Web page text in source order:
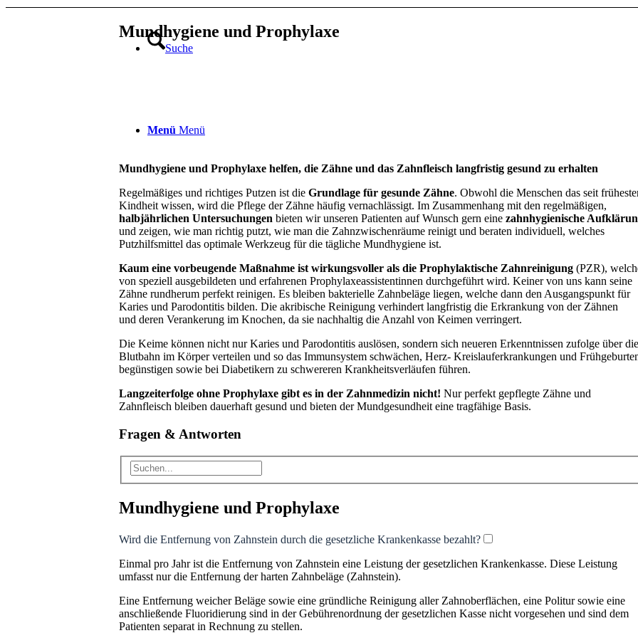
Suche
Menü Menü
Mundhygiene und Prophylaxe
Mundhygiene und Prophylaxe helfen, die Zähne und das Zahnfleisch langfristig gesund zu erhalten
Regelmäßiges und richtiges Putzen ist die Grundlage für gesunde Zähne. Obwohl die Menschen das seit
Kindheit wissen, wird die Pflege der Zähne häufig vernachlässigt. Im Zusammenhang mit den regelmäßigen,
halbjährlichen Untersuchungen bieten wir unseren Patienten auf Wunsch gern eine zahnhygienische
und zeigen, wie man richtig putzt, wie man die Zahnzwischenräume reinigt und beraten individuell, welches
Putzhilfsmittel das optimale Werkzeug für die tägliche Mundhygiene ist.
Kaum eine vorbeugende Maßnahme ist wirkungsvoller als die Prophylaktische Zahnreinigung (PZR),
von speziell ausgebildeten und erfahrenen Prophylaxeassistentinnen durchgeführt wird. Keiner von uns kann seine
Zähne rundherum perfekt reinigen. Es bleiben bakterielle Zahnbeläge liegen, welche dann den Ausgangspunkt für
Karies und Parodontitis bilden. Die akribische Reinigung verhindert langfristig die Erkrankung von der Zähnen
und deren Verankerung im Knochen, da sie nachhaltig die Anzahl von Keimen verringert.
Die Keime können nicht nur Karies und Parodontitis auslösen, sondern sich neueren Erkenntnissen zufolge über die
Blutbahn im Körper verteilen und so das Immunsystem schwächen, Herz- Kreislauferkrankungen und
begünstigen sowie bei Diabetikern zu schwereren Krankheitsverläufen führen.
Langzeiterfolge ohne Prophylaxe gibt es in der Zahnmedizin nicht! Nur perfekt gepflegte Zähne und
Zahnfleisch bleiben dauerhaft gesund und bieten der Mundgesundheit eine tragfähige Basis.
Fragen & Antworten
Mundhygiene und Prophylaxe
Wird die Entfernung von Zahnstein durch die gesetzliche Krankenkasse bezahlt?
Einmal pro Jahr ist die Entfernung von Zahnstein eine Leistung der gesetzlichen Krankenkasse. Diese Leistung
umfasst nur die Entfernung der harten Zahnbeläge (Zahnstein).
Eine Entfernung weicher Beläge sowie eine gründliche Reinigung aller Zahnoberflächen, eine Politur sowie eine
anschließende Fluoridierung sind in der Gebührenordnung der gesetzlichen Kasse nicht vorgesehen und sind dem
Patienten separat in Rechnung zu stellen.